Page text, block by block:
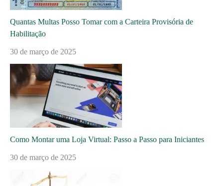
Quantas Multas Posso Tomar com a Carteira Provisória de
Habilitação
30 de março de 2025
Como Montar uma Loja Virtual: Passo a Passo para Iniciantes
30 de março de 2025